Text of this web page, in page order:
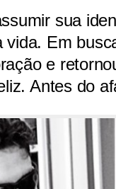
sua
vida. Em
e
Antes do